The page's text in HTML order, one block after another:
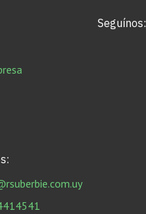
Seguínos: